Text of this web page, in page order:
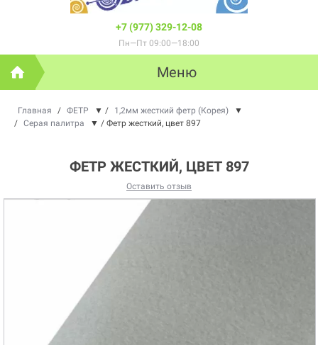
+7 (977) 329-12-08
Пн—Пт 09:00—18:00
Меню
Главная / ФЕТР ▼ / 1,2мм жесткий фетр (Корея)
▼
/ Серая палитра ▼ / Фетр жесткий, цвет 897
ФЕТР ЖЕСТКИЙ, ЦВЕТ 897
Оставить отзыв